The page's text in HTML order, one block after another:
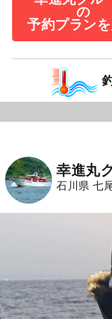
の
予約プラン
幸進丸
石川県 七